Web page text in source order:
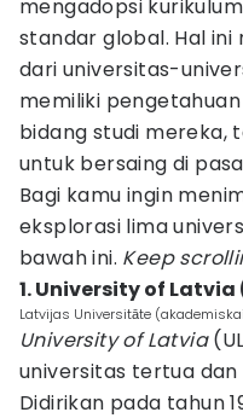
mengadopsi
standar global. Hal
dari universitas-
memiliki
bidang studi mereka,
untuk bersaing di
Bagi kamu ingin
eksplorasi lima
bawah ini. Keep
1. University of
Latvijas Universitāte
University of Latvia
universitas tertua
Didirikan pada tahun